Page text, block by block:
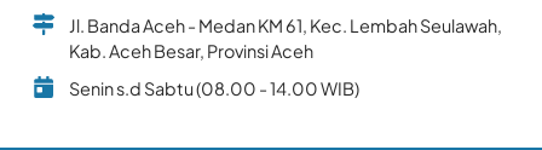
Jl. Banda Aceh - Medan KM 61, Kec. Lembah Seulawah,
Kab. Aceh Besar, Provinsi Aceh
Senin s.d Sabtu (08.00 - 14.00 WIB)